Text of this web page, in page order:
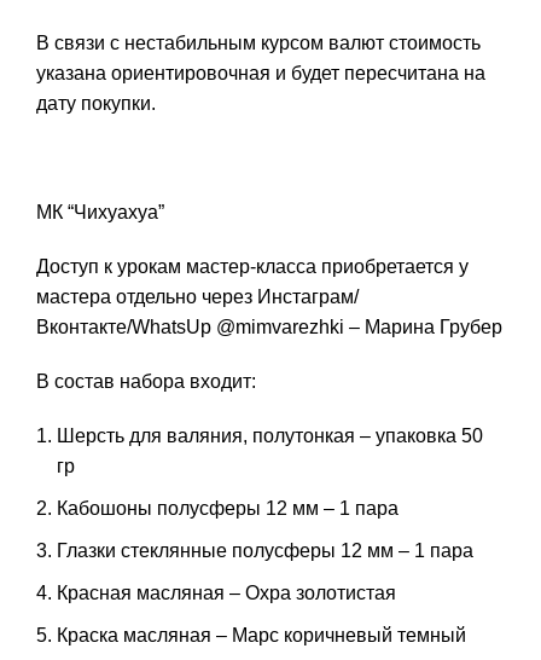
В связи с нестабильным курсом валют стоимость
указана ориентировочная и будет пересчитана на
дату покупки.
МК “Чихуахуа”
Доступ к урокам мастер-класса приобретается у
мастера отдельно через Инстаграм/
Вконтакте/WhatsUp @mimvarezhki – Марина Грубер
В состав набора входит:
Шерсть для валяния, полутонкая – упаковка 50
гр
Кабошоны полусферы 12 мм – 1 пара
Глазки стеклянные полусферы 12 мм – 1 пара
Красная масляная – Охра золотистая
Краска масляная – Марс коричневый темный